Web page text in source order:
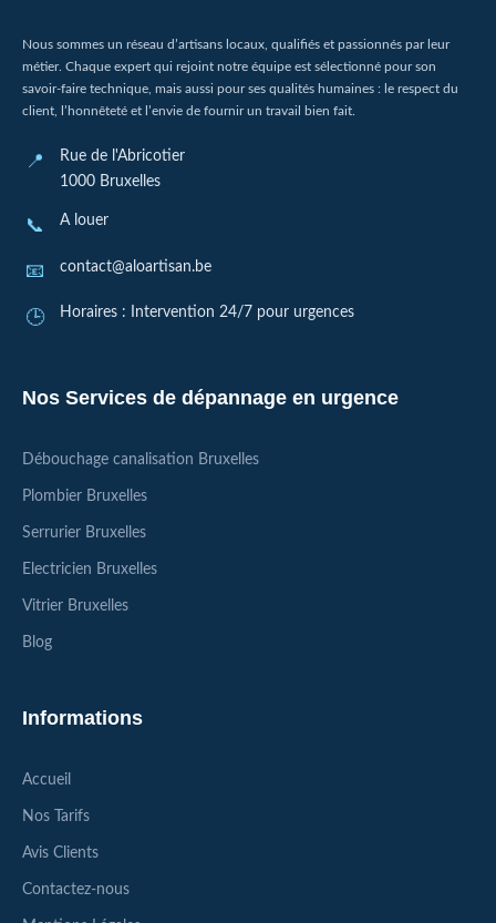
Nous sommes un réseau d’artisans locaux, qualifiés et passionnés par leur
métier. Chaque expert qui rejoint notre équipe est sélectionné pour son
savoir-faire technique, mais aussi pour ses qualités humaines : le respect du
client, l’honnêteté et l’envie de fournir un travail bien fait.
Rue de l'Abricotier
1000 Bruxelles
A louer
contact@aloartisan.be
Horaires : Intervention 24/7 pour urgences
Nos Services de dépannage en urgence
Débouchage canalisation Bruxelles
Plombier Bruxelles
Serrurier Bruxelles
Electricien Bruxelles
Vitrier Bruxelles
Blog
Informations
Accueil
Nos Tarifs
Avis Clients
Contactez-nous